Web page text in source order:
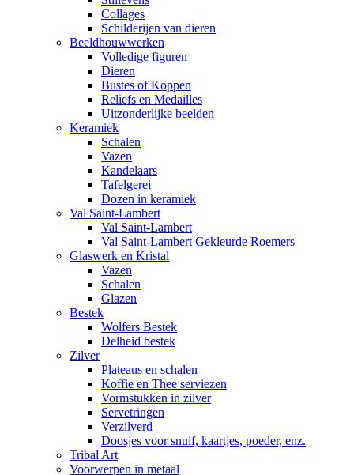
Collages
Schilderijen van dieren
Beeldhouwwerken
Volledige figuren
Dieren
Bustes of Koppen
Reliefs en Medailles
Uitzonderlijke beelden
Keramiek
Schalen
Vazen
Kandelaars
Tafelgerei
Dozen in keramiek
Val Saint-Lambert
Val Saint-Lambert
Val Saint-Lambert Gekleurde Roemers
Glaswerk en Kristal
Vazen
Schalen
Glazen
Bestek
Wolfers Bestek
Delheid bestek
Zilver
Plateaus en schalen
Koffie en Thee serviezen
Vormstukken in zilver
Servetringen
Verzilverd
Doosjes voor snuif, kaartjes, poeder, enz.
Tribal Art
Voorwerpen in metaal